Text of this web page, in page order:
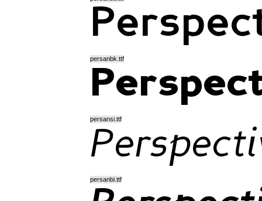
persanbk.ttf
persansi.ttf
persanbi.ttf